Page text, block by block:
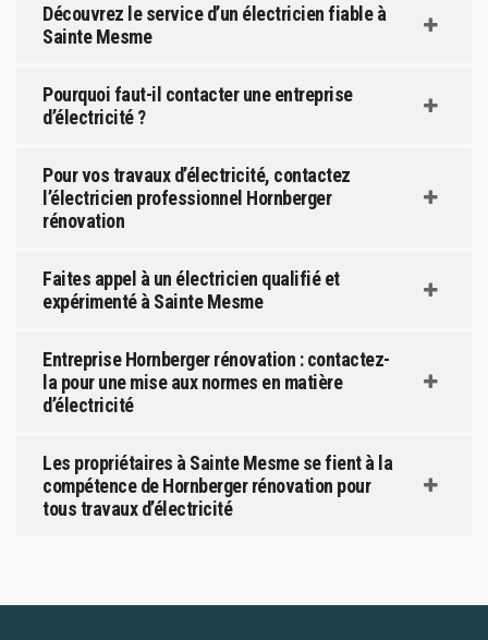
Découvrez le service d’un électricien fiable à
Sainte Mesme
Pourquoi faut-il contacter une entreprise
d’électricité ?
Pour vos travaux d’électricité, contactez
l’électricien professionnel Hornberger
rénovation
Faites appel à un électricien qualifié et
expérimenté à Sainte Mesme
Entreprise Hornberger rénovation : contactez-
la pour une mise aux normes en matière
d’électricité
Les propriétaires à Sainte Mesme se fient à la
compétence de Hornberger rénovation pour
tous travaux d’électricité